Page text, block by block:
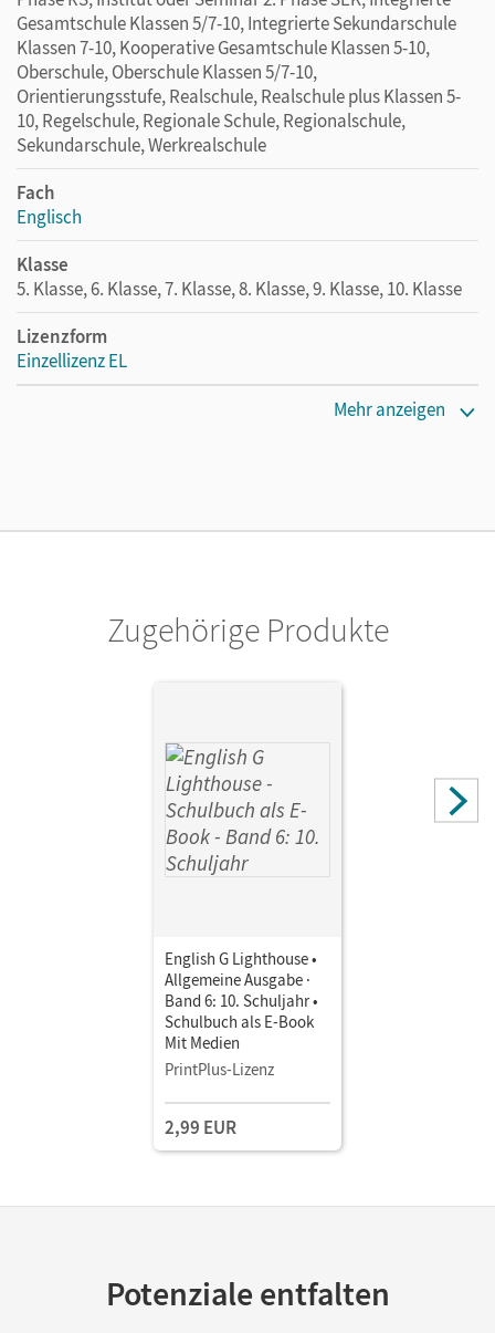
Gesamtschule Klassen 5/7-10, Integrierte Sekundarschule
Klassen 7-10, Kooperative Gesamtschule Klassen 5-10,
Oberschule, Oberschule Klassen 5/7-10,
Orientierungsstufe, Realschule, Realschule plus Klassen 5-
10, Regelschule, Regionale Schule, Regionalschule,
Sekundarschule, Werkrealschule
Fach
Englisch
Klasse
5. Klasse, 6. Klasse, 7. Klasse, 8. Klasse, 9. Klasse, 10. Klasse
Lizenzform
Einzellizenz EL
Mehr anzeigen
Zugehörige Produkte
English G Lighthouse •
Allgemeine Ausgabe ·
Band 6: 10. Schuljahr •
Schulbuch als E-Book
Mit Medien
PrintPlus-Lizenz
2,99 EUR
Potenziale entfalten